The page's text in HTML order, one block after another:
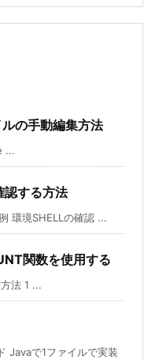
の手動編集方法
...
認する方法
環境SHELLの確認 ...
関数を使用する
法 1 ...
Javaで1ファイルで実装